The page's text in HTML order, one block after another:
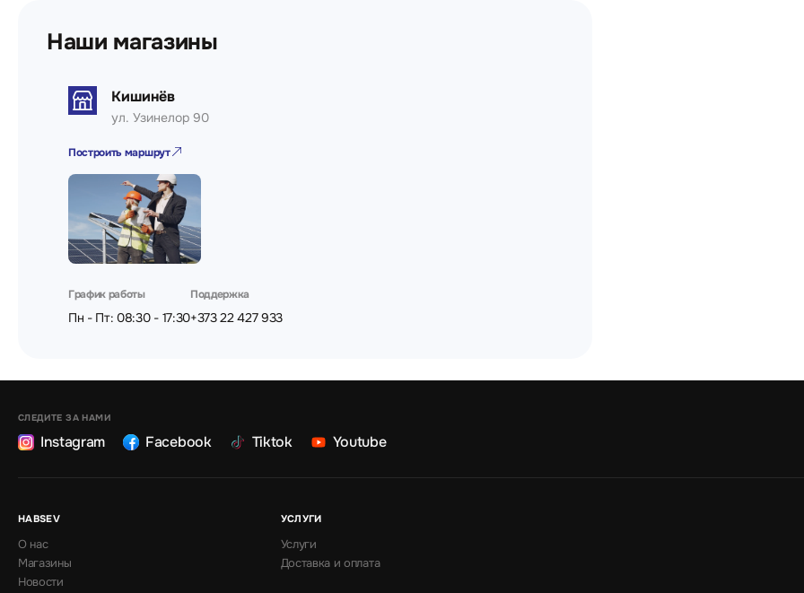
Наши магазины
Кишинёв
ул. Узинелор 90
Построить маршрут
График работы
Пн - Пт: 08:30 - 17:30
Поддержка
+373 22 427 933
СЛЕДИТЕ ЗА НАМИ
Instagram Facebook Tiktok Youtube
HABSEV
О нас
Магазины
Новости
УСЛУГИ
Услуги
Доставка и оплата